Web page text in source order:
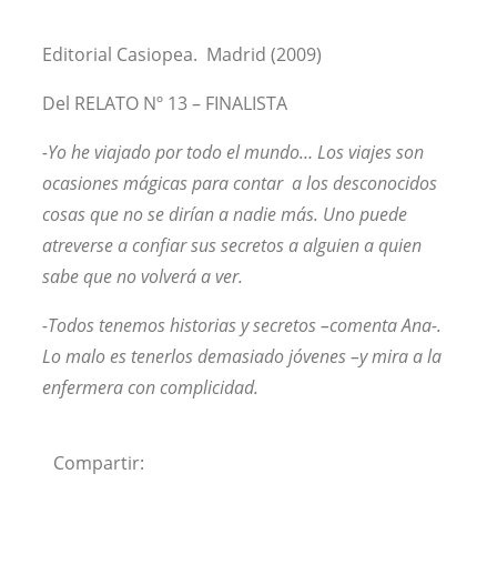
Editorial Casiopea. Madrid (2009)
Del RELATO Nº 13 – FINALISTA
-Yo he viajado por todo el mundo… Los viajes son
ocasiones mágicas para contar a los desconocidos
cosas que no se dirían a nadie más. Uno puede
atreverse a confiar sus secretos a alguien a quien
sabe que no volverá a ver.
-Todos tenemos historias y secretos –comenta Ana-.
Lo malo es tenerlos demasiado jóvenes –y mira a la
enfermera con complicidad.
Compartir: